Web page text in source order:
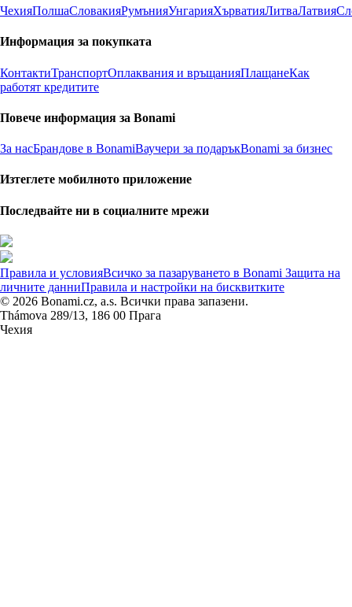
ЧехияПолшаСловакияРумънияУнгарияХърватияЛитваЛатвия
Информация за покупката
КонтактиТранспортОплаквания и връщанияПлащанеКак
работят кредитите
Повече информация за Bonami
За насБрандове в BonamiВаучери за подаръкBonami за бизнес
Изтеглете мобилното приложение
Последвайте ни в социалните мрежи
Правила и условияВсичко за пазаруването в Bonami Защита на
личните данниПравила и настройки на бисквитките
© 2026 Bonami.cz, a.s. Всички права запазени.
Thámova 289/13, 186 00 Прага
Чехия